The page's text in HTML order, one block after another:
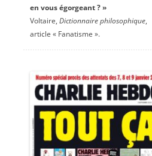
en vous égorgeant ? »
Voltaire, Dictionnaire philosophique,
article « Fanatisme ».